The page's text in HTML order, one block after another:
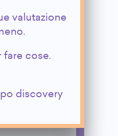
valutazione
fare cose.
discovery